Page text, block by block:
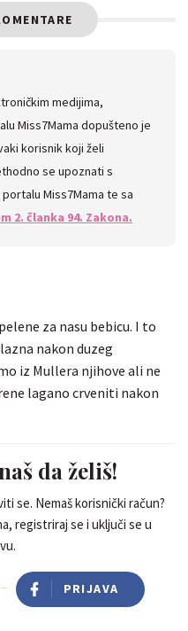
medijima,
Miss7Mama dopušteno je
korisnik koji želi
se upoznati s
Miss7Mama te sa
2. članka 94. Zakona.
za nasu bebicu. I to
nakon duzeg
iz Mullera njihove ali ne
lagano crveniti nakon
da želiš!
se. Nemaš korisnički račun?
registriraj se i uključi se u
PRIJAVA